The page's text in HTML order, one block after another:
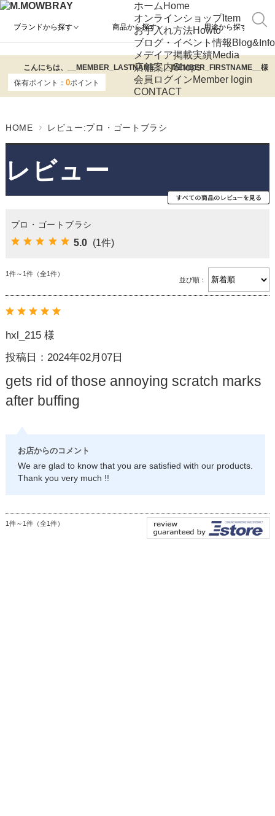
ホーム Home
オンラインショップItem
お手入れ方法Howto
ブログ・イベント情報Blog&Info
メデイア掲載実績Media
店舗案内Shops
会員ログインMember login
CONTACT
ブランドから探す 商品から探す 用途から探す
こんにちは、 __MEMBER_LASTNAME__ __MEMBER_FIRSTNAME__ 様
保有ポイント：0ポイント
HOME レビュー:プロ・ゴートブラシ
レビュー
プロ・ゴートブラシ
5.0 (1件)
1件～1件（全1件）
並び順：
hxl_215 様
投稿日：2024年02月07日
gets rid of those annoying scratch marks
after buffing
お店からのコメント
We are glad to know that you are satisfied with our products.
Thank you very much !!
1件～1件（全1件）